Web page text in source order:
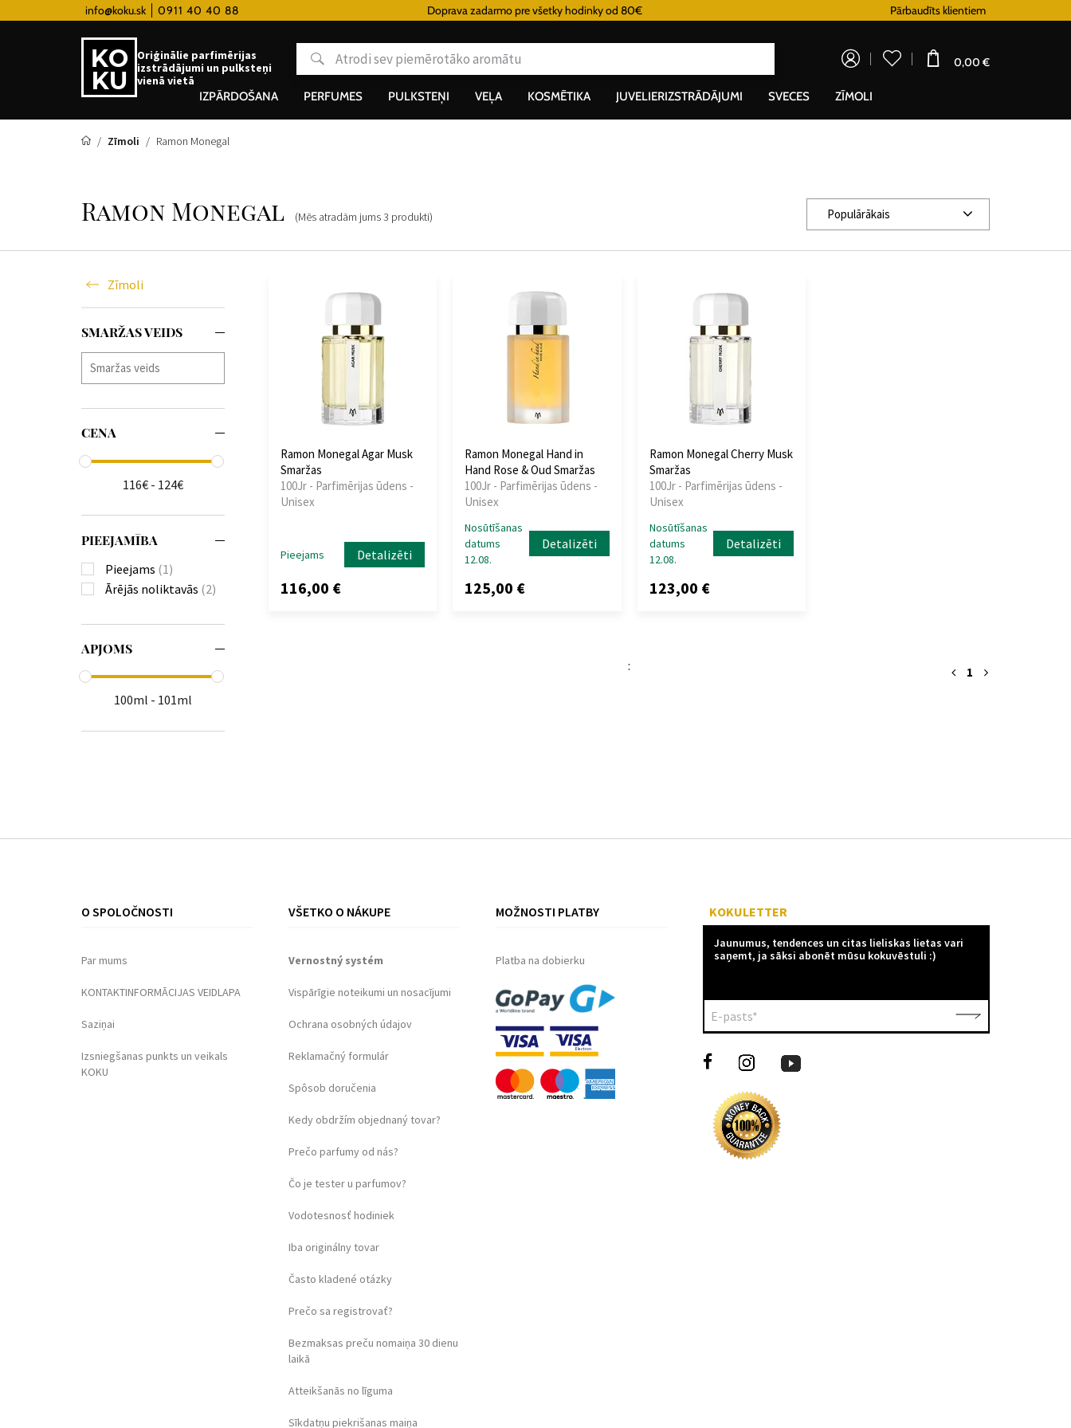
info@koku.sk 0911 40 40 88Lojalitātes programma Doprava zadarmo pre všetky hodinky od 80€ Pārbaudīts klientiem
Oriģinālie parfimērijas
izstrādājumi un pulksteņi
vienā vietā
0,00 €
IZPĀRDOŠANA PERFUMES PULKSTEŅI VEĻA KOSMĒTIKA JUVELIERIZSTRĀDĀJUMI SVECES ZĪMOLI
Zīmoli Ramon Monegal
Ramon Monegal (Mēs atradām jums3 produkti) Populārākais
Zīmoli
SMARŽAS VEIDS
CENA
116€ - 124€
PIEEJAMĪBA
Pieejams (1)
Ārējās noliktavās (2)
APJOMS
100ml - 101ml
Ramon Monegal Agar Musk
Smaržas
100Jr - Parfimērijas ūdens -
Unisex
Pieejams Detalizēti
116,00 €
Ramon Monegal Hand in
Hand Rose & Oud Smaržas
100Jr - Parfimērijas ūdens -
Unisex
Nosūtīšanas
datums
12.08.
Detalizēti
125,00 €
Ramon Monegal Cherry Musk
Smaržas
100Jr - Parfimērijas ūdens -
Unisex
Nosūtīšanas
datums
12.08.
Detalizēti
123,00 €
: 1
O SPOLOČNOSTI
Par mums
KONTAKTINFORMĀCIJAS VEIDLAPA
Saziņai
Izsniegšanas punkts un veikals
KOKU
VŠETKO O NÁKUPE
Vernostný systém
Vispārīgie noteikumi un nosacījumi
Ochrana osobných údajov
Reklamačný formulár
Spôsob doručenia
Kedy obdržím objednaný tovar?
Prečo parfumy od nás?
Čo je tester u parfumov?
Vodotesnosť hodiniek
Iba originálny tovar
Často kladené otázky
Prečo sa registrovať?
Bezmaksas preču nomaiņa 30 dienu
laikā
Atteikšanās no līguma
Sīkdatņu piekrišanas maiņa
MOŽNOSTI PLATBY
Platba na dobierku
KOKULETTER
Jaunumus, tendences un citas lieliskas lietas vari
saņemt, ja sāksi abonēt mūsu kokuvēstuli :)
E-pasts*